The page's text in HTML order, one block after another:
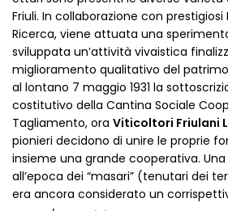
Friuli. In collaborazione con
Ricerca, viene attuata una
sviluppata un’attività vivaistica
miglioramento qualitativo del
al lontano 7 maggio 1931 la
costitutivo della Cantina Sociale
Tagliamento, ora Viticoltori Friulani
pionieri decidono di unire le proprie
insieme una grande cooperativa.
all’epoca dei “masari” (tenutari dei
era ancora considerato un